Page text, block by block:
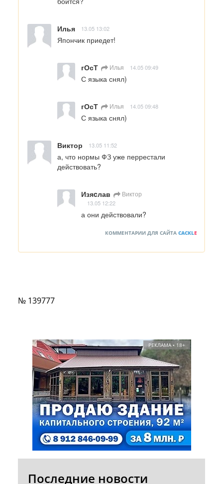
Илья 13.05 13:02
Япончик приедет!
гОсТ Илья 14.05 09:49
С языка снял)
гОсТ Илья 14.05 09:48
С языка снял)
Виктор 13.05 11:52
а, что нормы ФЗ уже перрестали
действовать?
Изяcлав Виктор
13.05 12:22
а они действовали?
КОММЕНТАРИИ ДЛЯ САЙТА CACKLE
№ 139777
РЕКЛАМА • 18+
Последние новости